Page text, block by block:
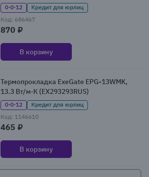
0·0·12
Кредит для юрлиц
Код: 686467
870 ₽
В корзину
Термопрокладка ExeGate EPG-13WMK,
13.3 Вт/м·К (EX293293RUS)
0·0·12
Кредит для юрлиц
Код: 1146610
465 ₽
В корзину